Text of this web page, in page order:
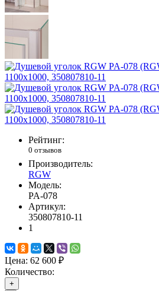
Рейтинг:
0 отзывов
Производитель:
RGW
Модель:
PA-078
Артикул:
350807810-11
1
Цена: 62 600 ₽
Количество:
+